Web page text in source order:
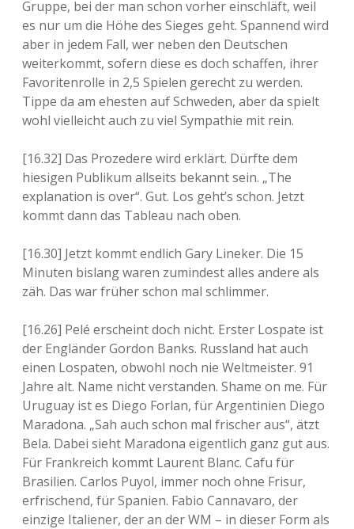
Gruppe, bei der man schon vorher einschläft, weil
es nur um die Höhe des Sieges geht. Spannend wird
aber in jedem Fall, wer neben den Deutschen
weiterkommt, sofern diese es doch schaffen, ihrer
Favoritenrolle in 2,5 Spielen gerecht zu werden.
Tippe da am ehesten auf Schweden, aber da spielt
wohl vielleicht auch zu viel Sympathie mit rein.
[16.32] Das Prozedere wird erklärt. Dürfte dem
hiesigen Publikum allseits bekannt sein. „The
explanation is over“. Gut. Los geht’s schon. Jetzt
kommt dann das Tableau nach oben.
[16.30] Jetzt kommt endlich Gary Lineker. Die 15
Minuten bislang waren zumindest alles andere als
zäh. Das war früher schon mal schlimmer.
[16.26] Pelé erscheint doch nicht. Erster Lospate ist
der Engländer Gordon Banks. Russland hat auch
einen Lospaten, obwohl noch nie Weltmeister. 91
Jahre alt. Name nicht verstanden. Shame on me. Für
Uruguay ist es Diego Forlan, für Argentinien Diego
Maradona. „Sah auch schon mal frischer aus“, ätzt
Bela. Dabei sieht Maradona eigentlich ganz gut aus.
Für Frankreich kommt Laurent Blanc. Cafu für
Brasilien. Carlos Puyol, immer noch ohne Frisur,
erfrischend, für Spanien. Fabio Cannavaro, der
einzige Italiener, der an der WM – in dieser Form als